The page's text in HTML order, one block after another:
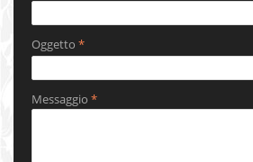
Oggetto *
Messaggio *